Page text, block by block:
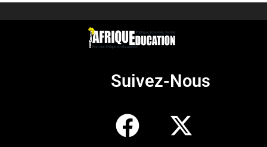
Suivez-Nous